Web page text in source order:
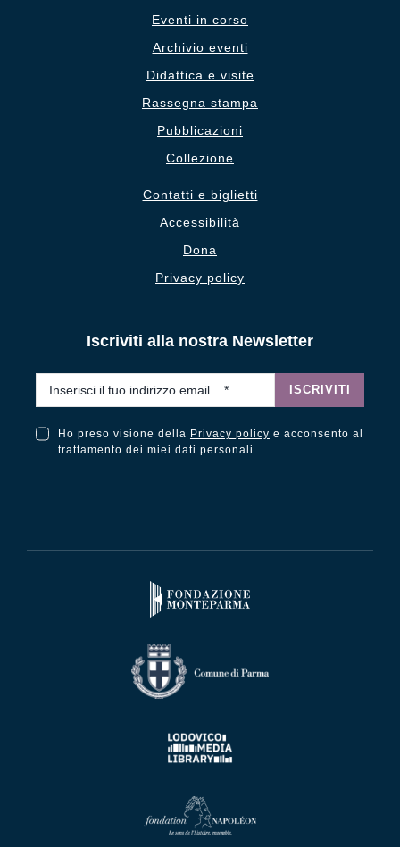
Eventi in corso
Archivio eventi
Didattica e visite
Rassegna stampa
Pubblicazioni
Collezione
Contatti e biglietti
Accessibilità
Dona
Privacy policy
Iscriviti alla nostra Newsletter
ISCRIVITI
Ho preso visione della Privacy policy e acconsento al
trattamento dei miei dati personali